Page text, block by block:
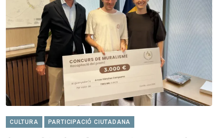
CULTURA PARTICIPACIÓ CIUTADANA